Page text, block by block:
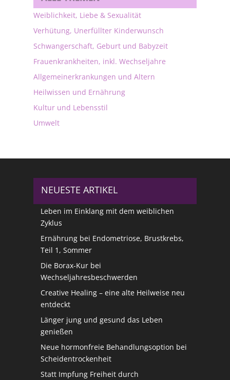
Weiblichkeit, Liebe & Sexualität
Verhütung, Unerfüllter Kinderwunsch
Schwangerschaft, Geburt und Babyzeit
Frauenkrankheiten, inkl. Wechseljahre
Allgemeinerkrankungen und Altern
Heilwissen und Ernährung
Kultur und Lebensstil
Umwelt
NEUESTE ARTIKEL
Leben im Einklang mit dem weiblichen
Zyklus
Ernährung bei Endometriose, Brustkrebs,
Teil 1, Sommer
Die Borax-Kur bei
Wechseljahresbeschwerden
Creative Healing – eine alte Heilweise neu
entdeckt
Länger jung und gesund das Leben
genießen
Neue hormonfreie Behandlungsoption bei
Scheidentrockenheit
Statt Impfung Freiheit durch